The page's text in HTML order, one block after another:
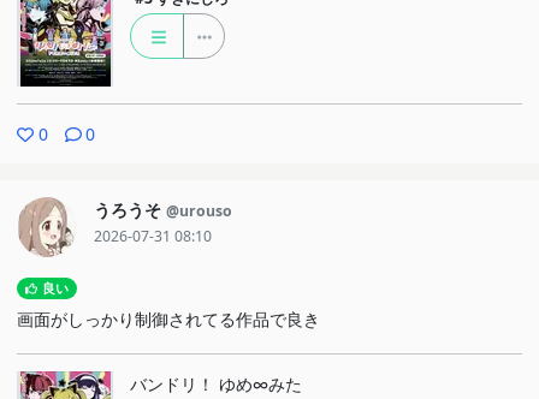
0 0
うろうそ @urouso
2026-07-31 08:10
良い
画面がしっかり制御されてる作品で良き
バンドリ！ ゆめ∞みた